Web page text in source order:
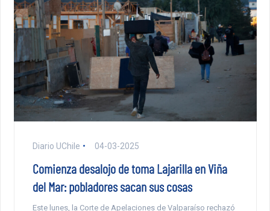
Diario UChile 04-03-2025
Comienza desalojo de toma Lajarilla en Viña
del Mar: pobladores sacan sus cosas
Este lunes, la Corte de Apelaciones de Valparaíso rechazó